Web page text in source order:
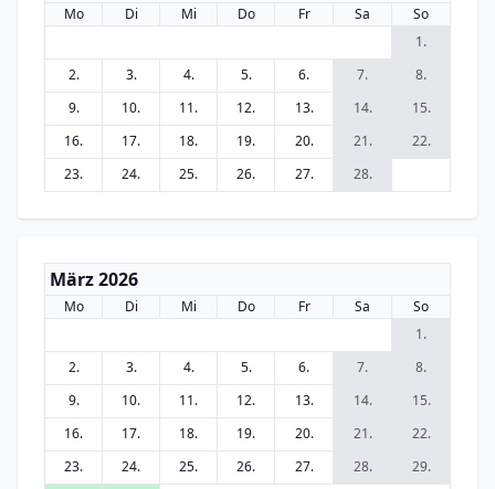
Mo Di Mi Do Fr Sa
So
1.
2.
3. 4. 5. 6. 7.
8.
9.
10. 11. 12. 13. 14.
15.
16.
17. 18. 19. 20. 21.
22.
23.
24. 25. 26. 27. 28.
März 2026
Mo Di Mi Do Fr Sa
So
1.
2.
3. 4. 5. 6. 7.
8.
9.
10. 11. 12. 13. 14.
15.
16.
17. 18. 19. 20. 21.
22.
23.
24. 25. 26. 27. 28.
29.